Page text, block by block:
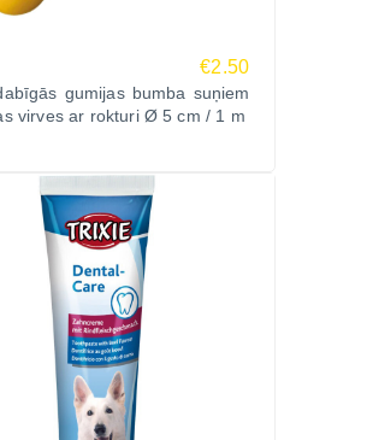
€2.50
gumijas bumba suņiem
virves ar rokturi Ø 5 cm / 1 m